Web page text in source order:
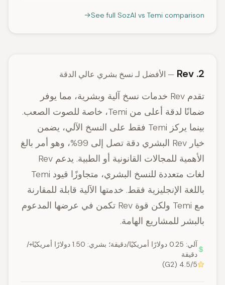
See full SozAI vs Temi comparison
2. Rev — الأفضل لـ نسخ بشري عالي الدقة
تقدم Rev خدمات نسخ آلية وبشرية، مما يوفر
ضمانًا لدقة أعلى من Temi، خاصة للصوت الصعب.
بينما يركز Temi فقط على النسخ الآلي، يضمن
خيار Rev البشري دقة تصل إلى 99%، وهو أمر بالغ
الأهمية للمجالات القانونية أو الطبية. يدعم Rev
لغات متعددة للنسخ البشري، متجاوزًا قيود Temi
باللغة الإنجليزية فقط. خدمتها الآلية قابلة للمقارنة
مع Temi ولكن قوة Rev تكمن في عرضها المدعوم
بالبشر للمشاريع الهامة.
آلي: 0.25 دولارًا أمريكيًا/دقيقة؛ بشري: 1.50 دولارًا أمريكيًا+/
دقيقة
4.5/5 (G2)